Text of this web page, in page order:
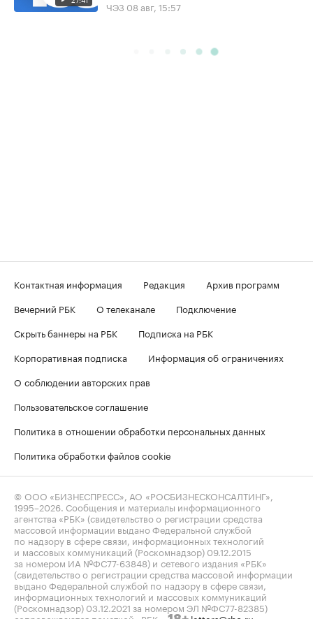
ЧЭЗ 08 авг, 15:57
Контактная информация Редакция
Архив программ
Вечерний РБК
О телеканале
Подключение
Скрыть баннеры на РБК
Подписка на РБК
Корпоративная подписка
Информация об ограничениях
О соблюдении авторских прав
Пользовательское соглашение
Политика в отношении обработки персональных данных
Политика обработки файлов cookie
© ООО «БИЗНЕСПРЕСС», АО «РОСБИЗНЕСКОНСАЛТИНГ»,
1995–2026 . Сообщения и материалы информационного
агентства «РБК» (свидетельство о регистрации средства
массовой информации выдано Федеральной службой
по надзору в сфере связи, информационных технологий
и массовых коммуникаций (Роскомнадзор) 09.12.2015
за номером ИА №ФС77-63848) и сетевого издания «РБК»
(свидетельство о регистрации средства массовой информации
выдано Федеральной службой по надзору в сфере связи,
информационных технологий и массовых коммуникаций
(Роскомнадзор) 03.12.2021 за номером ЭЛ №ФС77-82385)